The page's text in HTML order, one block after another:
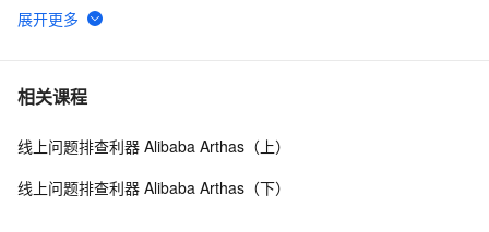
6 Arthas vmtool（从 jvm 里查询对象，执行 forceGc）
7 Arthas 实战，助你解决同名类依赖冲突问题（下）
8 arthas入门
相关课程
线上问题排查利器 Alibaba Arthas（上）
线上问题排查利器 Alibaba Arthas（下）